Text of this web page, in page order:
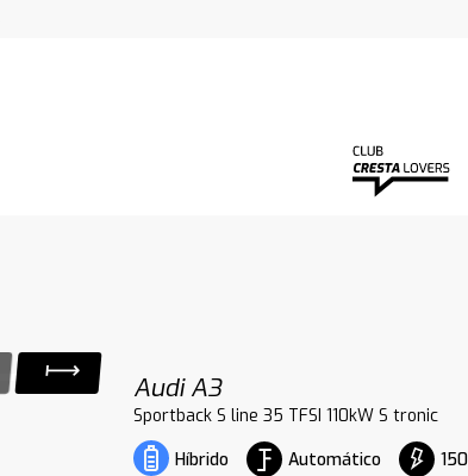
Audi A3
Sportback S line 35 TFSI 110kW S tronic
Híbrido
Automático